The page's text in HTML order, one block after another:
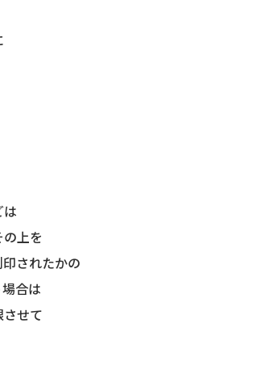
は
上を
されたかの
合は
せて